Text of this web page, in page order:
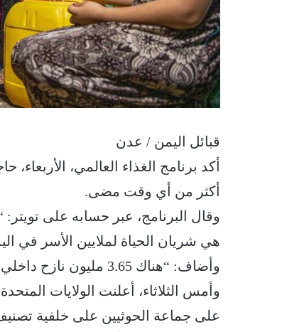
قبائل اليمن / عدن
أكد برنامج الغذاء العالمي،
أكثر من أي وقت مضى.
وقال البرنامج، عبر حسابه على تويتر:
هي شريان الحياة لملايين الأسر في
وأضاف: “هناك 3.65 مليون نازح داخلي في ‎اليمن”.
وأمس الثلاثاء، أعلنت الولايات
على جماعة الحوثيين على خلفية